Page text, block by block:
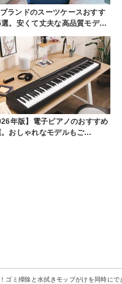
ランドのスーツケースおすす
。安くて丈夫な高品質モデ…
年版】電子ピアノのおすすめ
おしゃれなモデルもご…
ゴミ掃除と水拭きモップがけを同時に